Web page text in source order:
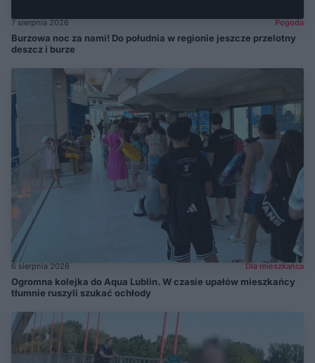
7 sierpnia 2026 Pogoda
Burzowa noc za nami! Do południa w regionie jeszcze przelotny
deszcz i burze
6 sierpnia 2026 Dla mieszkańca
Ogromna kolejka do Aqua Lublin. W czasie upałów mieszkańcy
tłumnie ruszyli szukać ochłody